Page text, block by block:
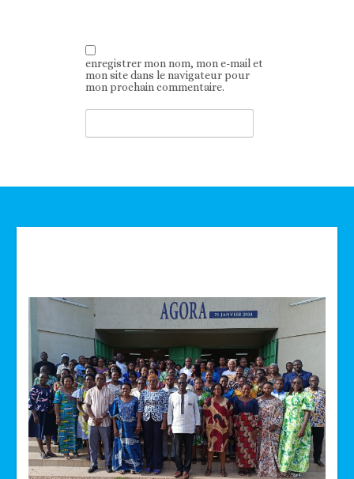
enregistrer mon nom, mon e-mail et
mon site dans le navigateur pour
mon prochain commentaire.